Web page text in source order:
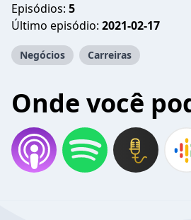
Episódios: 5
Último episódio: 2021-02-17
Negócios Carreiras
Onde você